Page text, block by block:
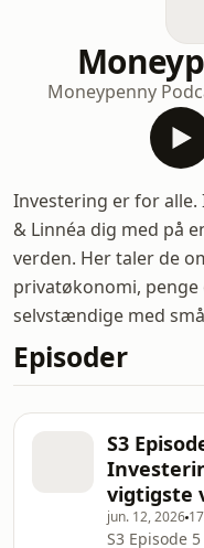
Moneypenny
Investering er for alle.
& Linnéa dig med på
verden. Her taler de
privatøkonomi,
selvstændige med
Episoder
S3
vigtigste
jun. 12, 2026
S3 Episode